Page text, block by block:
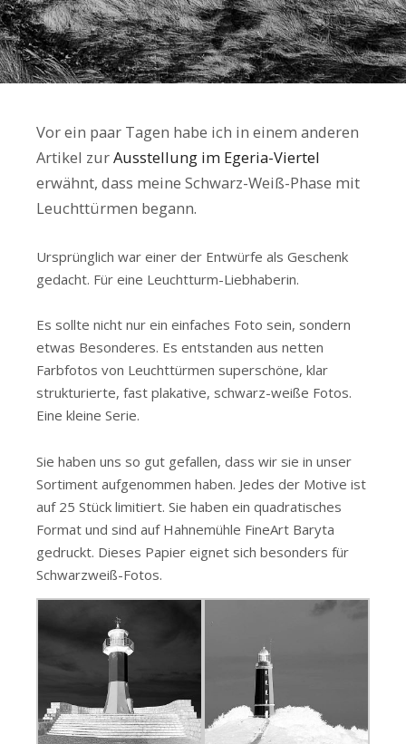
Vor ein paar Tagen habe ich in einem anderen
Artikel zurAusstellung im Egeria-Viertel
erwähnt, dass meine Schwarz-Weiß-Phase mit
Leuchttürmen begann.
Ursprünglich war einer der Entwürfe als Geschenk
gedacht. Für eine Leuchtturm-Liebhaberin.
Es sollte nicht nur ein einfaches Foto sein, sondern
etwas Besonderes. Es entstanden aus netten
Farbfotos von Leuchttürmen superschöne, klar
strukturierte, fast plakative, schwarz-weiße Fotos.
Eine kleine Serie.
Sie haben uns so gut gefallen, dass wir sie in unser
Sortiment aufgenommen haben. Jedes der Motive ist
auf 25 Stück limitiert. Sie haben ein quadratisches
Format und sind auf Hahnemühle FineArt Baryta
gedruckt. Dieses Papier eignet sich besonders für
Schwarzweiß-Fotos.